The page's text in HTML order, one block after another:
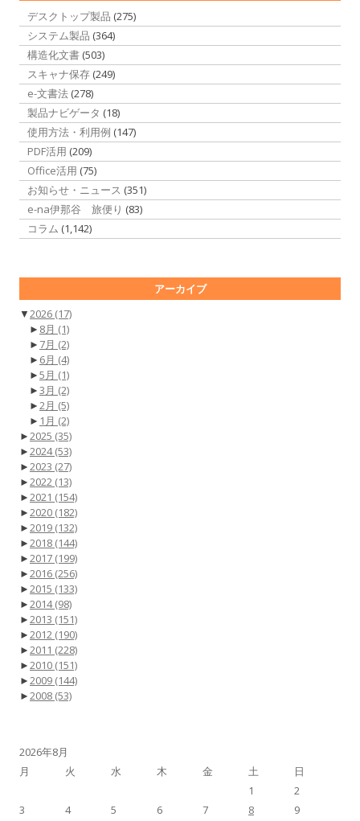
デスクトップ製品 (275)
システム製品 (364)
構造化文書 (503)
スキャナ保存 (249)
e-文書法 (278)
製品ナビゲータ (18)
使用方法・利用例 (147)
PDF活用 (209)
Office活用 (75)
お知らせ・ニュース (351)
e-na伊那谷 旅便り (83)
コラム (1,142)
アーカイブ
▼2026 (17)
► 8月 (1)
► 7月 (2)
► 6月 (4)
►5月 (1)
►3月 (2)
►2月 (5)
► 1月 (2)
►2025 (35)
►2024(53)
►2023 (27)
►2022 (13)
►2021 (154)
►2020 (182)
►2019 (132)
►2018 (144)
►2017 (199)
►2016 (256)
►2015 (133)
►2014(98)
►2013 (151)
►2012 (190)
►2011 (228)
►2010 (151)
►2009 (144)
►2008 (53)
2026年8月
月
火 水 木 金 土
日
1
2
3
4 5 6 7 8 9